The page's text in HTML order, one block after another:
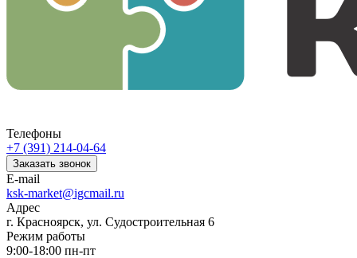
Телефоны
+7 (391) 214-04-64
Заказать звонок
E-mail
ksk-market@igcmail.ru
Адрес
г. Красноярск, ул. Судостроительная 6
Режим работы
9:00-18:00 пн-пт